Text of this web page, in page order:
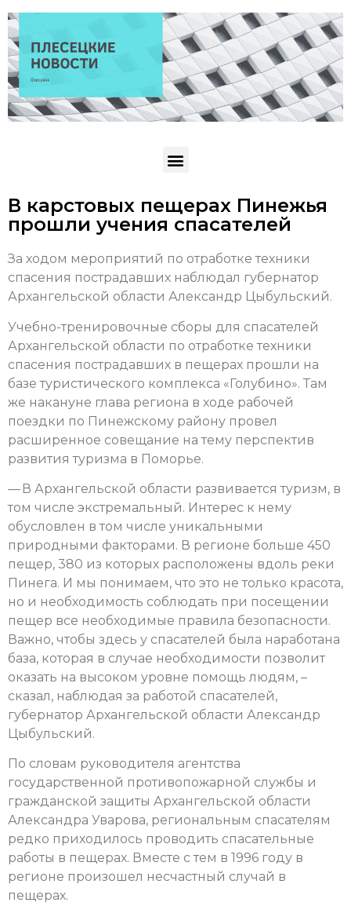
В карстовых пещерах Пинежья
прошли учения спасателей
За ходом мероприятий по отработке техники
спасения пострадавших наблюдал губернатор
Архангельской области Александр Цыбульский.
Учебно-тренировочные сборы для спасателей
Архангельской области по отработке техники
спасения пострадавших в пещерах прошли на
базе туристического комплекса «Голубино». Там
же накануне глава региона в ходе рабочей
поездки по Пинежскому району провел
расширенное совещание на тему перспектив
развития туризма в Поморье.
— В Архангельской области развивается туризм, в
том числе экстремальный. Интерес к нему
обусловлен в том числе уникальными
природными факторами. В регионе больше 450
пещер, 380 из которых расположены вдоль реки
Пинега. И мы понимаем, что это не только красота,
но и необходимость соблюдать при посещении
пещер все необходимые правила безопасности.
Важно, чтобы здесь у спасателей была наработана
база, которая в случае необходимости позволит
оказать на высоком уровне помощь людям, –
сказал, наблюдая за работой спасателей,
губернатор Архангельской области Александр
Цыбульский.
По словам руководителя агентства
государственной противопожарной службы и
гражданской защиты Архангельской области
Александра Уварова, региональным спасателям
редко приходилось проводить спасательные
работы в пещерах. Вместе с тем в 1996 году в
регионе произошел несчастный случай в
пещерах.